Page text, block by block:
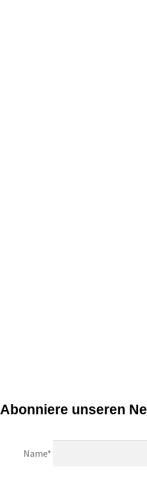
Abonniere unseren
Name*